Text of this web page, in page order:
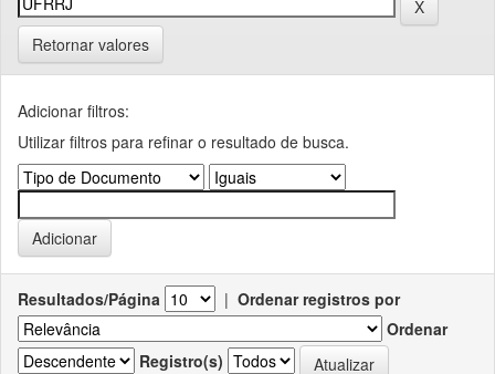
Retornar valores
Adicionar filtros:
Utilizar filtros para refinar o resultado de busca.
Resultados/Página | Ordenar registros por
Ordenar
Registro(s)